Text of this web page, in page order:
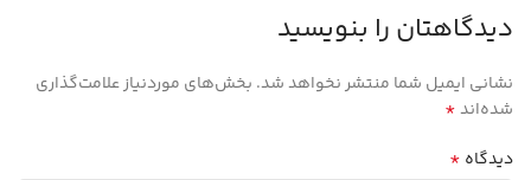
دیدگاهتان را بنویسید
نشانی ایمیل شما منتشر نخواهد شد. بخش‌های موردنیاز علامت‌گذاری
شده‌اند*
دیدگاه *